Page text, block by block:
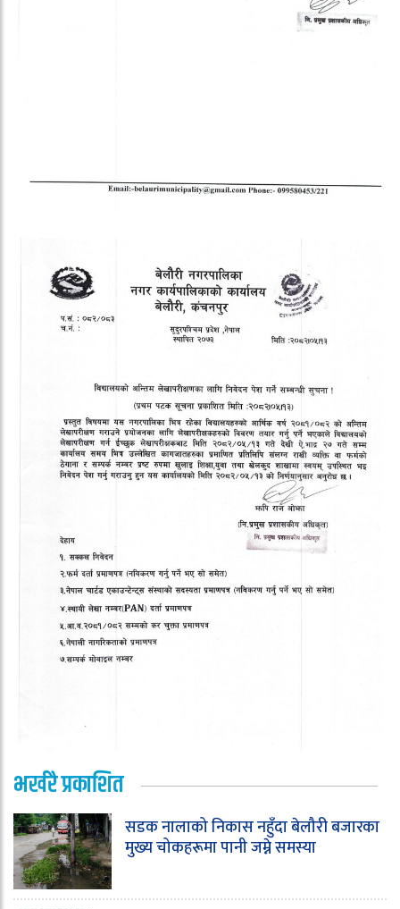
भर्खरै प्रकाशित
सडक नालाको निकास नहुँदा बेलौरी बजारका
मुख्य चोकहरूमा पानी जम्ने समस्या